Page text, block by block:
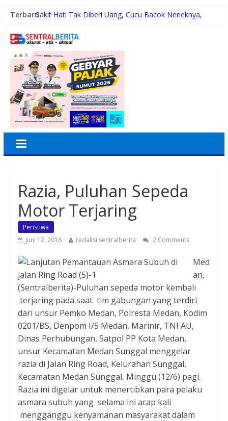
Terbaru:Sakit Hati Tak Diberi Uang, Cucu Bacok Neneknya,
Malam Minggu Bersama Warga Medan Tembung, Rico
Dayang Nan Tujuh Menggetarkan Gedung Kesenian
Jakarta
PTPN Group melalui PTPN IV Regional VII Dukung
Peningkatan Kompetensi Aparatur Perkebunan Lewat
Pelatihan Avenza Maps di Way Kanan
42 Wartawan Berlaga di Turnamen Catur GRIB Jaya
Labuhanbatu
Razia, Puluhan Sepeda
Motor Terjaring
Peristiwa
Juni 12, 2016
redaksi sentralberita 2 Comments
Med
an,
(Sentralberita)-Puluhan sepeda motor kembali
terjaring pada saat tim gabungan yang terdiri
dari unsur Pemko Medan, Polresta Medan, Kodim
0201/BS, Denpom I/5 Medan, Marinir, TNI AU,
Dinas Perhubungan, Satpol PP Kota Medan,
unsur Kecamatan Medan Sunggal menggelar
razia di Jalan Ring Road, Kelurahan Sunggal,
Kecamatan Medan Sunggal, Minggu (12/6) pagi.
Razia ini digelar untuk menertibkan para pelaku
asmara subuh yang selama ini acap kali
mengganggu kenyamanan masyarakat dalam